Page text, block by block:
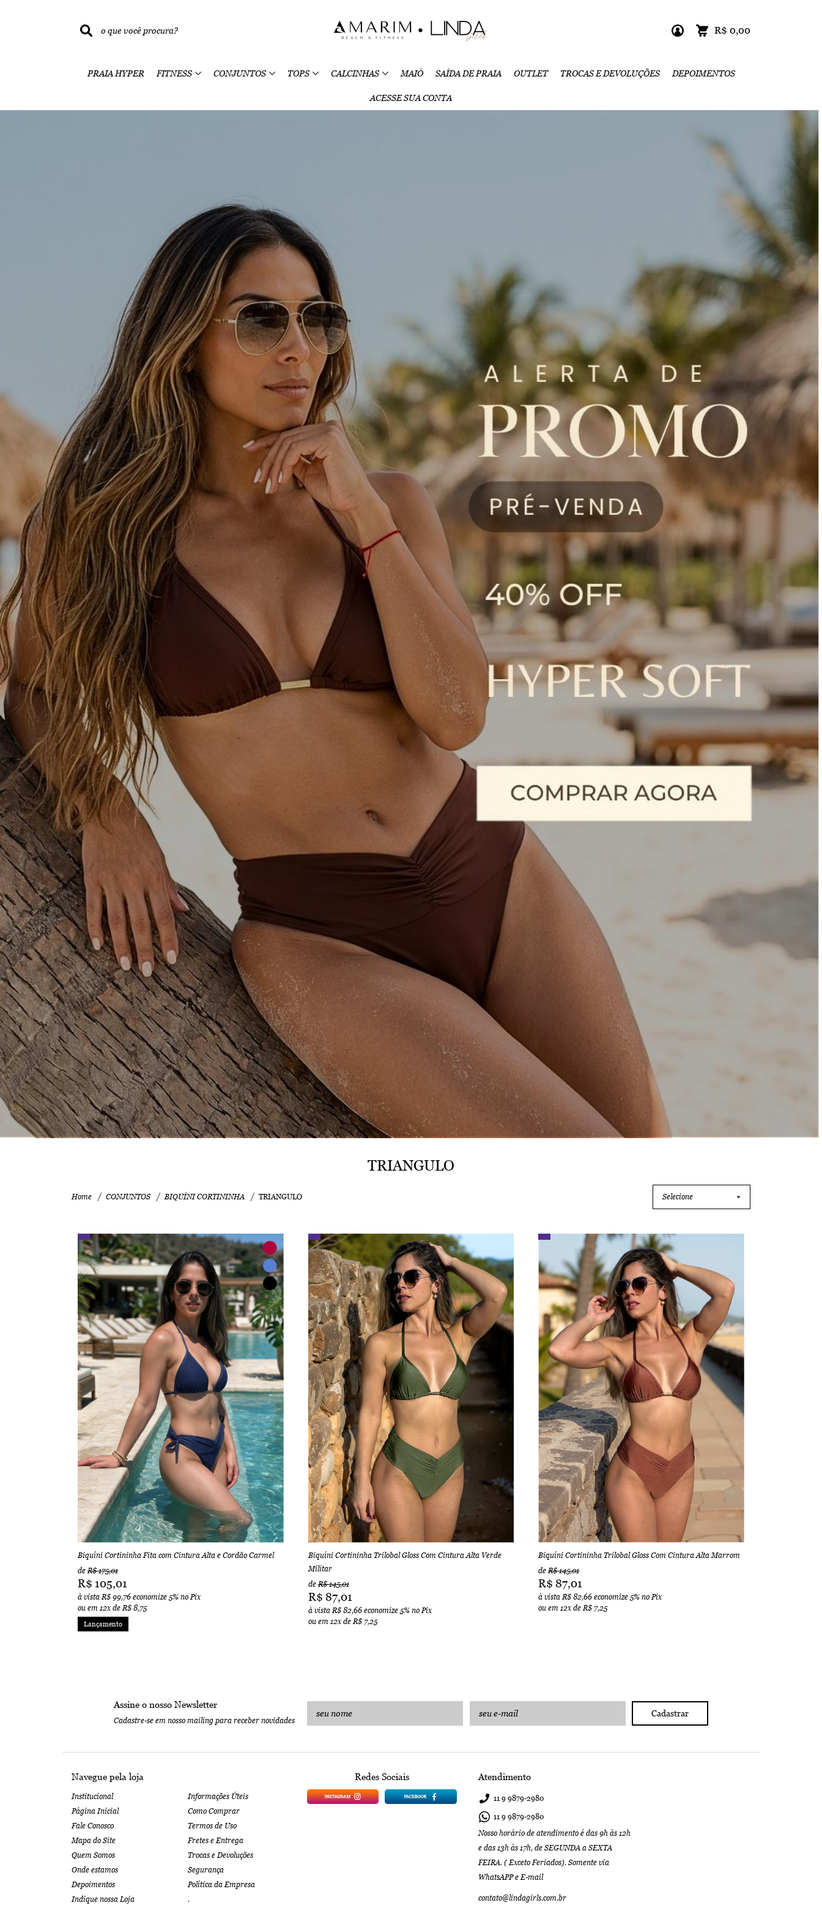
R$ 0,00
PRAIA HYPER FITNESS CONJUNTOS TOPS CALCINHAS MAIÔ SAÍDA DE PRAIA OUTLET TROCAS E DEVOLUÇÕES DEPOIMENTOS
ACESSE SUA CONTA
TRIANGULO
Home CONJUNTOS BIQUÍNI CORTININHA TRIANGULO Selecione
Biquíni Cortininha Fita com Cintura Alta e Cordão Carmel
de R$ 175,01
R$ 105,01
à vistaR$ 99,76 economize 5% no Pix
ou em 12xdeR$ 8,75
Lançamento
Biquíni Cortininha Trilobal Gloss Com Cintura Alta Verde
Militar
de R$ 145,01
R$ 87,01
à vistaR$ 82,66economize 5% no Pix
ou em 12xdeR$ 7,25
Biquíni Cortininha Trilobal Gloss Com Cintura Alta Marrom
de R$ 145,01
R$ 87,01
à vistaR$ 82,66 economize5% no Pix
ou em12xdeR$ 7,25
Assine o nosso Newsletter
Cadastre-se em nosso mailing para receber novidades
Cadastrar
Navegue pela loja
Institucional
Página Inicial
Fale Conosco
Mapa do Site
Quem Somos
Onde estamos
Depoimentos
Indique nossa Loja
Informações Úteis
Como Comprar
Termos de Uso
Fretes e Entrega
Trocas e Devoluções
Segurança
Política da Empresa
.
Redes Sociais Atendimento
11 99879-2980
11 99879-2980
Nosso horário de atendimento é das 9h às 12h
e das 13h às 17h, de SEGUNDA a SEXTA
FEIRA. ( Exceto Feriados). Somente via
WhatsAPP e E-mail
contato@lindagirls.com.br